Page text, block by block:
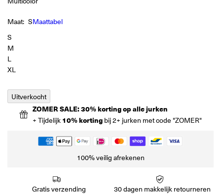
Maat: SMaattabel
S
M
L
XL
Uitverkocht
ZOMER SALE: 30% korting op alle jurken
+ Tijdelijk 10% kortingbij 2+ jurken met code "ZOMER"
100% veilig afrekenen
Gratis verzending
30 dagen makkelijk retourneren